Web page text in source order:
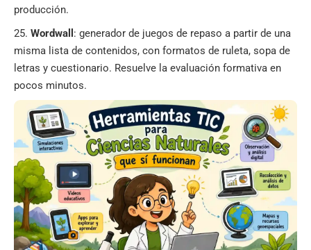
producción.
Wordwall : generador de juegos de repaso a partir de una
misma lista de contenidos, con formatos de ruleta, sopa de
letras y cuestionario. Resuelve la evaluación formativa en
pocos minutos.